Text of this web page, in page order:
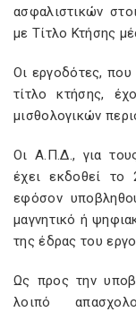
ασφαλιστικών
με Τίτλο Κτήσης
Οι εργοδότες,
τίτλο κτήσης,
μισθολογικών
Οι Α.Π.Δ., για
έχει εκδοθεί το
εφόσον
μαγνητικό ή
της έδρας του
Ως προς την
λοιπό